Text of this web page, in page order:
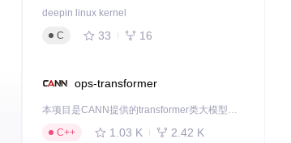
deepin linux kernel
C
33 16
ops-transformer
本项目是CANN提供的transformer类大模型算子库，实现网络在NPU上加速计算。
C++
1.03 K 2.42 K